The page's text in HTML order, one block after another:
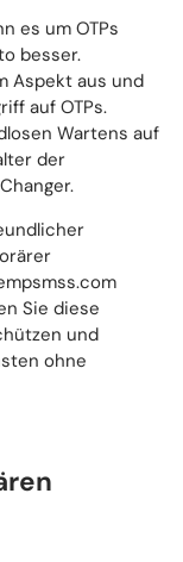
es um OTPs
besser.
Aspekt aus und
auf OTPs.
Wartens auf
der
Sie diese
und
ohne